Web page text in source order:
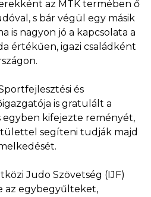
az MTK termében ő
s bár végül egy másik
is nagyon jó a kapcsolata a
értékűen, igazi családként
és
is gratulált a
egyben kifejezte reményét,
segíteni tudják majd
Judo Szövetség (IJF)
az egybegyűlteket,